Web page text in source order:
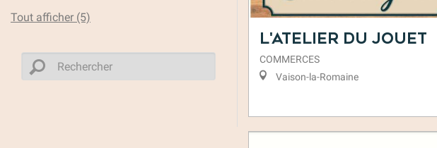
Tout afficher (5)
L'Atelier du Jouet
COMMERCES
Vaison-la-Romaine